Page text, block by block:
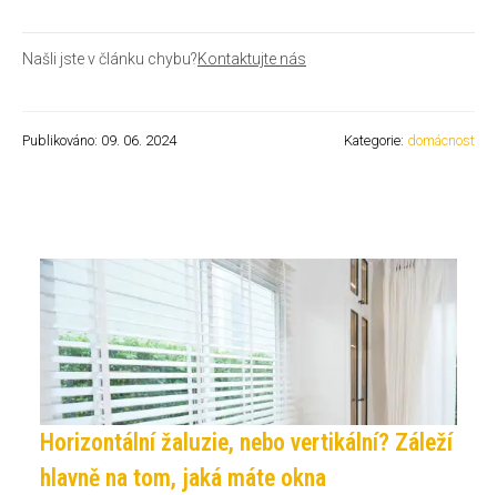
Našli jste v článku chybu?Kontaktujte nás
Publikováno: 09. 06. 2024 Kategorie: domácnost
Horizontální žaluzie, nebo vertikální? Záleží
hlavně na tom, jaká máte okna